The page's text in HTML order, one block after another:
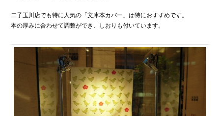
二子玉川店でも特に人気の「文庫本カバー」は特におすすめです。
本の厚みに合わせて調整ができ、しおりも付いています。